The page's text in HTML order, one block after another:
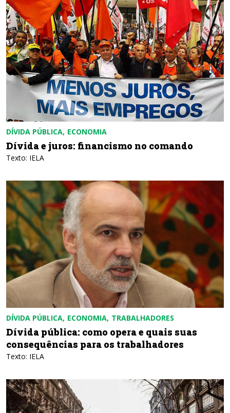
DÍVIDA PÚBLICA ECONOMIA
Dívida e juros: financismo no comando
Texto: IELA
DÍVIDA PÚBLICA ECONOMIA TRABALHADORES
Dívida pública: como opera e quais suas
consequências para os trabalhadores
Texto: IELA